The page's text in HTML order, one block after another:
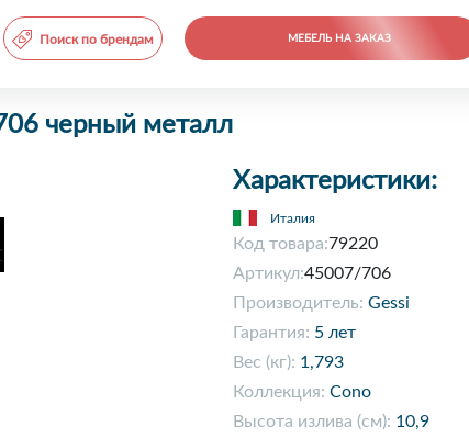
Поиск по брендам МЕБЕЛЬ НА ЗАКАЗ
черный металл
Характеристики:
Италия
Код товара:79220
Артикул:45007/706
Производитель: Gessi
Гарантия: 5 лет
Вес (кг): 1,793
Коллекция: Cono
Высота излива (см): 10,9